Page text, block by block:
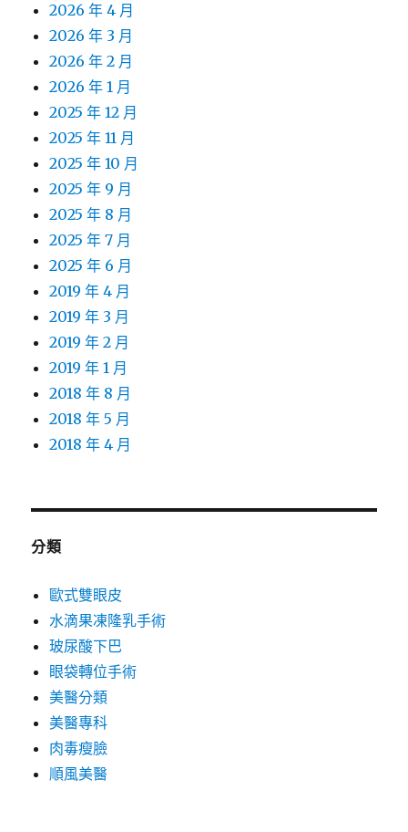
2026 年 4 月
2026 年 3 月
2026 年 2 月
2026 年 1 月
2025 年 12 月
2025 年 11 月
2025 年 10 月
2025 年 9 月
2025 年 8 月
2025 年 7 月
2025 年 6 月
2019 年 4 月
2019 年 3 月
2019 年 2 月
2019 年 1 月
2018 年 8 月
2018 年 5 月
2018 年 4 月
分類
歐式雙眼皮
水滴果凍隆乳手術
玻尿酸下巴
眼袋轉位手術
美醫分類
美醫專科
肉毒瘦臉
順風美醫